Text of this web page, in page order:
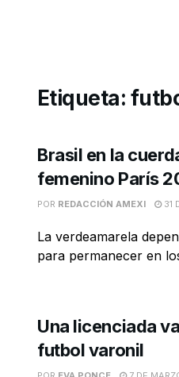
Etiqueta:
Brasil en la
femenino París
POR REDACCIÓN AMEXI 31
La verdeamarela
para permanecer en
Una licenciada
futbol varonil